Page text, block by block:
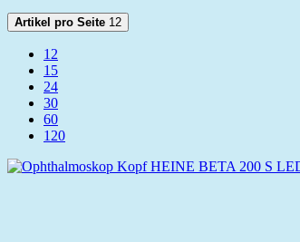
Artikel pro Seite 12
12
15
24
30
60
120